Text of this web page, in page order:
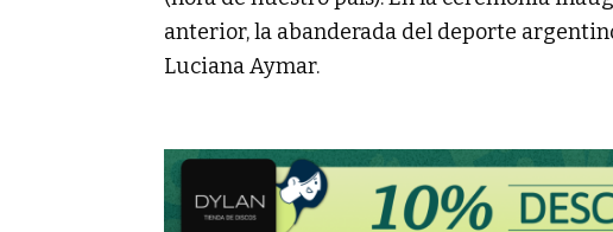
anterior, la abanderada del deporte
Luciana Aymar.